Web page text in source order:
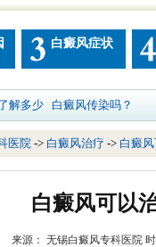
白癜风症状
解多少 白癜风传染吗？
医院 -> 白癜风治疗 -> 白癜
白癜风可以
来源： 无锡白癜风专科医院 时